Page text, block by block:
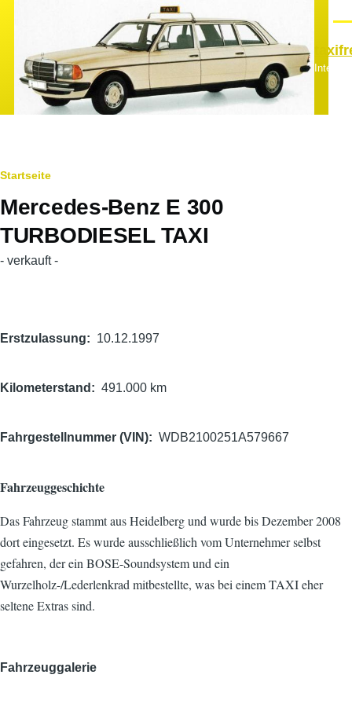
Pfadnavigation
Startseite
Mercedes-Benz E 300
TURBODIESEL TAXI
- verkauft -
Erstzulassung 10.12.1997
Kilometerstand 491.000 km
Fahrgestellnummer (VIN) WDB2100251A579667
Fahrzeuggeschichte
Das Fahrzeug stammt aus Heidelberg und wurde bis Dezember 2008
dort eingesetzt. Es wurde ausschließlich vom Unternehmer selbst
gefahren, der ein BOSE-Soundsystem und ein
Wurzelholz-/Lederlenkrad mitbestellte, was bei einem TAXI eher
seltene Extras sind.
Fahrzeuggalerie